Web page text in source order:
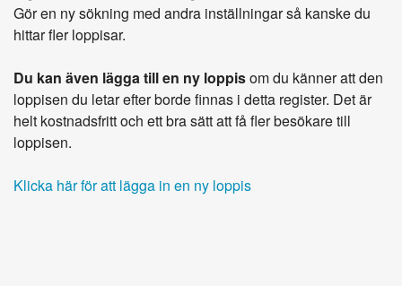
Gör en ny sökning med andra inställningar så kanske du
hittar fler loppisar.
Du kan även lägga till en ny loppisom du känner att den
loppisen du letar efter borde finnas i detta register. Det är
helt kostnadsfritt och ett bra sätt att få fler besökare till
loppisen.
Klicka här för att lägga in en ny loppis